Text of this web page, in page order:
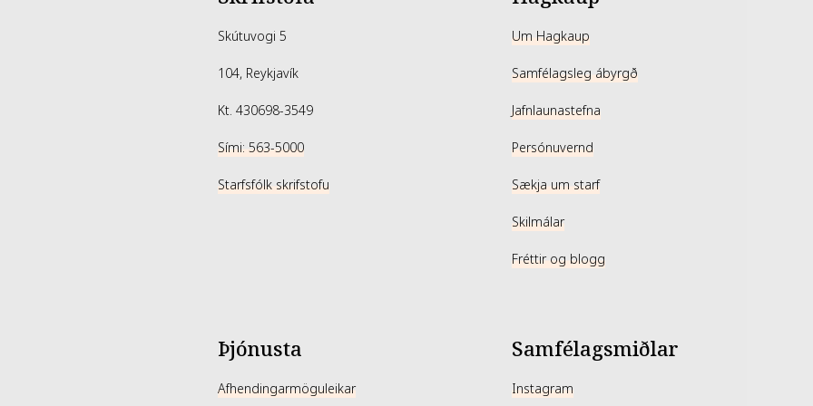
Skútuvogi 5
104, Reykjavík
Kt. 430698-3549
Sími: 563-5000
Starfsfólk skrifstofu
Um Hagkaup
Samfélagsleg ábyrgð
Jafnlaunastefna
Persónuvernd
Sækja um starf
Skilmálar
Fréttir og blogg
Þjónusta
Afhendingarmöguleikar
Samfélagsmiðlar
Instagram